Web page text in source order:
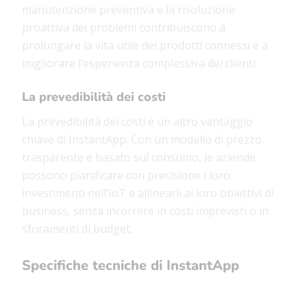
manutenzione preventiva e la risoluzione
proattiva dei problemi contribuiscono a
prolungare la vita utile dei prodotti connessi e a
migliorare l’esperienza complessiva dei clienti.
La prevedibilità dei costi
La prevedibilità dei costi è un altro vantaggio
chiave di InstantApp. Con un modello di prezzo
trasparente e basato sul consumo, le aziende
possono pianificare con precisione i loro
investimenti nell’IoT e allinearli ai loro obiettivi di
business, senza incorrere in costi imprevisti o in
sforamenti di budget.
Specifiche tecniche di InstantApp